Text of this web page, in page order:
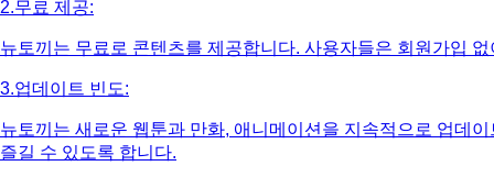
2.무료 제공:
뉴토끼는 무료로 콘텐츠를 제공합니다. 사용자들은 회원가입
3.업데이트 빈도:
뉴토끼는 새로운 웹툰과 만화, 애니메이션을 지속적으로 업데
즐길 수 있도록 합니다.